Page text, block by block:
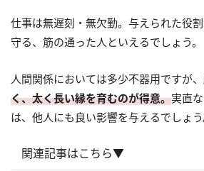
仕事は無遅刻・無欠勤。与えられた役
守る、筋の通った人といえるでしょう。
人間関係においては多少不器用ですが、
く、太く長い縁を育むのが得意。実直
は、他人にも良い影響を与えるでしょう
関連記事はこちら▼